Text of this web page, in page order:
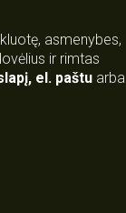
asmenybes,
ir rimtas
, el. paštu arba